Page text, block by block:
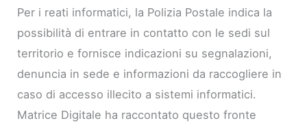
Per i reati informatici, la Polizia Postale indica la
possibilità di entrare in contatto con le sedi sul
territorio e fornisce indicazioni su segnalazioni,
denuncia in sede e informazioni da raccogliere in
caso di accesso illecito a sistemi informatici.
Matrice Digitale ha raccontato questo fronte